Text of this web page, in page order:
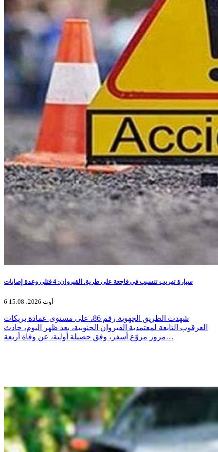
سيارة تهريب تتسبب في فاجعة على طريق القيروان: 4 قتلى وعدة إصابات
6 أوت 2026، 15:08
شهدت الطريق الجهوية رقم 86، على مستوى عمادة بريكات
العرقوب التابعة لمعتمدية القيروان الجنوبية، بعد ظهر اليوم، حادث
مرور مروّع أسفر، وفق حصيلة أولية، عن وفاة أربعة…